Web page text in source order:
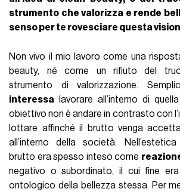
strumento che valorizza e rende
senso per te rovesciare questa
Non vivo il mio lavoro come una
beauty, né come un rifiuto del
strumento di valorizzazione.
interessa lavorare all’interno di
obiettivo non è andare in contrasto con
lottare affinché il brutto venga
all’interno della società.
brutto era spesso inteso come
negativo o subordinato, il cui fine
ontologico della bellezza stessa. Per